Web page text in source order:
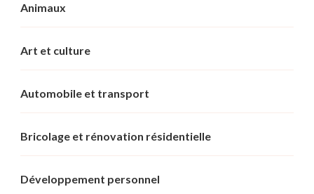
Animaux
Art et culture
Automobile et transport
Bricolage et rénovation résidentielle
Développement personnel